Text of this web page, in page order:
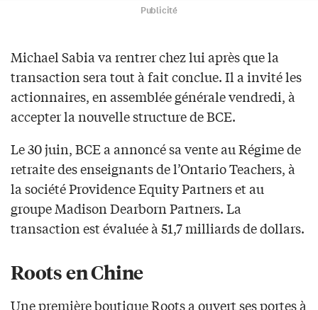
Publicité
Michael Sabia va rentrer chez lui après que la
transaction sera tout à fait conclue. Il a invité les
actionnaires, en assemblée générale vendredi, à
accepter la nouvelle structure de BCE.
Le 30 juin, BCE a annoncé sa vente au Régime de
retraite des enseignants de l’Ontario Teachers, à
la société Providence Equity Partners et au
groupe Madison Dearborn Partners. La
transaction est évaluée à 51,7 milliards de dollars.
Roots en Chine
Une première boutique Roots a ouvert ses portes à